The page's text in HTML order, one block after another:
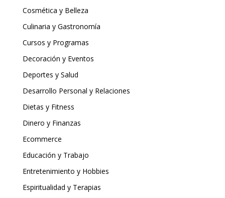
Cosmética y Belleza
Culinaria y Gastronomía
Cursos y Programas
Decoración y Eventos
Deportes y Salud
Desarrollo Personal y Relaciones
Dietas y Fitness
Dinero y Finanzas
Ecommerce
Educación y Trabajo
Entretenimiento y Hobbies
Espiritualidad y Terapias